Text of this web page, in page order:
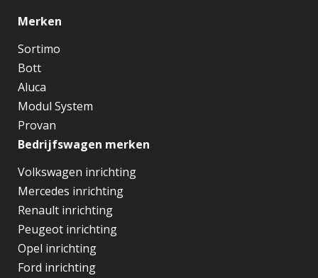
Merken
Sortimo
Bott
Aluca
Modul System
Provan
Bedrijfswagen merken
Volkswagen inrichting
Mercedes inrichting
Renault inrichting
Peugeot inrichting
Opel inrichting
Ford inrichting